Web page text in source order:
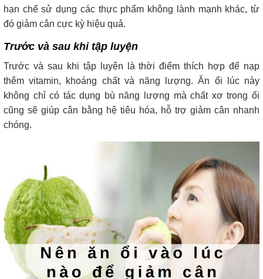
hạn chế sử dụng các thực phẩm không lành mạnh khác, từ
đó giảm cân cực kỳ hiệu quả.
Trước và sau khi tập luyện
Trước và sau khi tập luyện là thời điểm thích hợp để nạp
thêm vitamin, khoáng chất và năng lượng. Ăn ổi lúc này
không chỉ có tác dụng bù năng lượng mà chất xơ trong ổi
cũng sẽ giúp cân bằng hệ tiêu hóa, hỗ trợ giảm cân nhanh
chóng.